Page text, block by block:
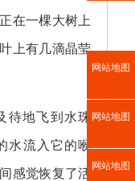
在一棵大树上
上有几滴晶莹
待地飞到水珠
水流入它的喉
感觉恢复了活
网站地图
网站地图
网站地图